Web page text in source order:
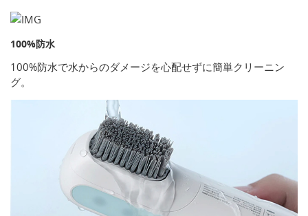
100%防水
100%防水で水からのダメージを心配せずに簡単クリーニン
グ。